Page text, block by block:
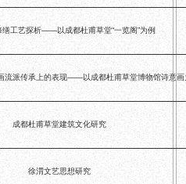
缮工艺探析——以成都杜甫草堂“一览阁”为例
流派传承上的表现——以成都杜甫草堂博物馆诗意画
成都杜甫草堂建筑文化研究
徐渭文艺思想研究